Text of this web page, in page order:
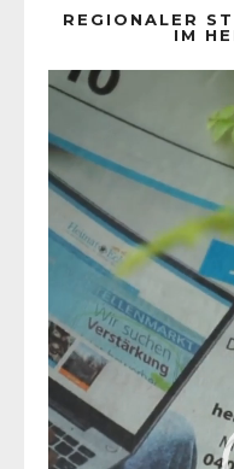
REGIONALER
IM